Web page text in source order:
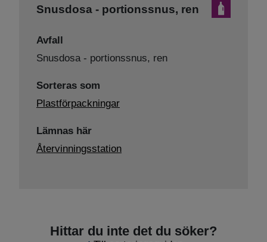
Snusdosa - portionssnus, ren
Avfall
Snusdosa - portionssnus, ren
Sorteras som
Plastförpackningar
Lämnas här
Återvinningsstation
Hittar du inte det du söker?